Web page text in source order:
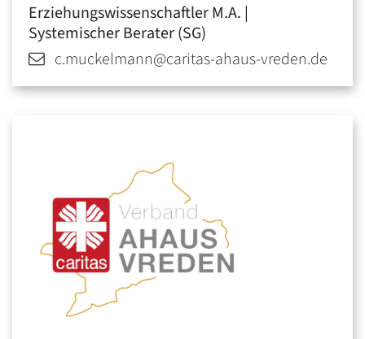
Erziehungswissenschaftler M.A. |
Systemischer Berater (SG)
c.muckelmann@caritas-ahaus-vreden.de